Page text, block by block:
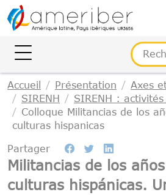
Accueil Présentation
Axes
SIRENH
SIRENH :
Colloque Militancias de los
culturas hispanicas
Partager
Militancias de los
culturas hispánicas.
Gestion des cookies